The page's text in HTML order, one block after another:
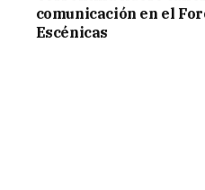
comunicación en el
Escénicas